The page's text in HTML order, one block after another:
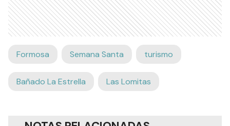
Formosa Semana Santa turismo
Bañado La Estrella Las Lomitas